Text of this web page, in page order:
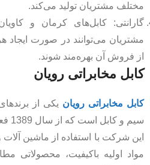
مختلف مشتریان تولید می‌کند.
گارانتی: کابل‌های کرمان و
مشتریان می‌توانند در صورت
از فروش آن بهره‌مند شوند.
کابل مخابراتی رویان
کابل مخابراتی رویان یکی از
این شرکت با استفاده از ماشین
مواد اولیه باکیفیت، محصولاتی